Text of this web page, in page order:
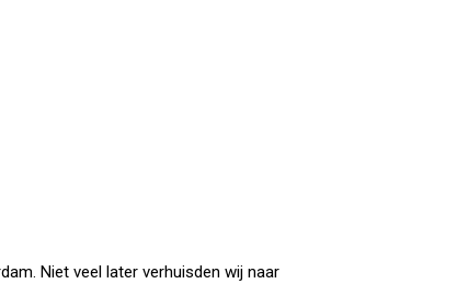
Niet veel later verhuisden wij naar